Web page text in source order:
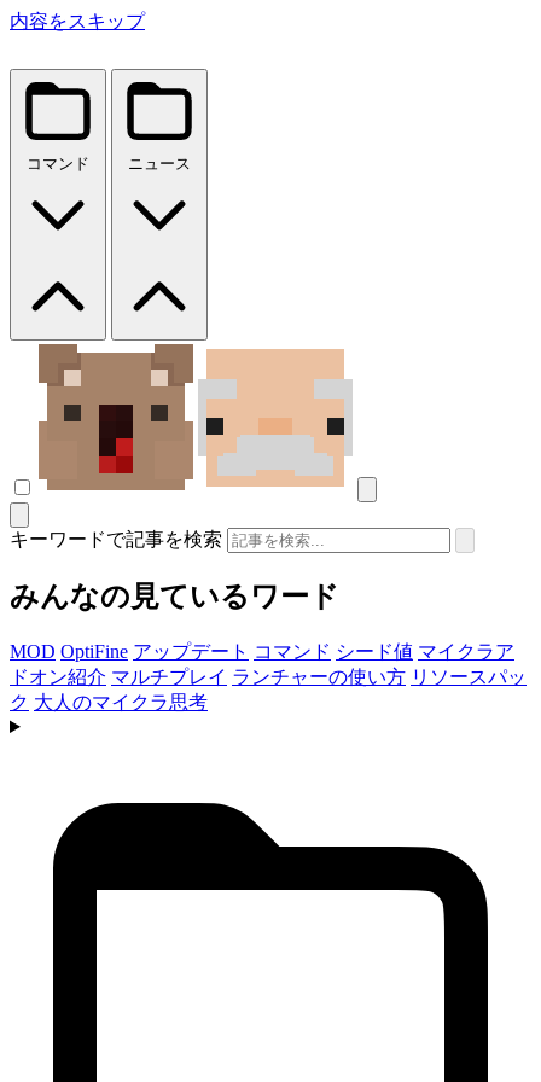
内容をスキップ
コマンド ニュース
キーワードで記事を検索
みんなの見ているワード
MOD OptiFine アップデート コマンド シード値 マイクラア
ドオン紹介 マルチプレイ ランチャーの使い方 リソースパッ
ク 大人のマイクラ思考